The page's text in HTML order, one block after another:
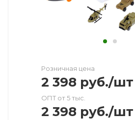
Розничная цена
2 398 руб./шт
ОПТ от 5 тыс.
2 398 руб./шт